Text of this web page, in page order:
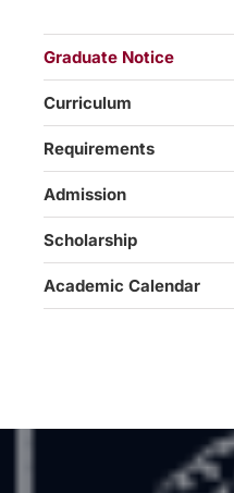
Graduate Notice
Curriculum
Requirements
Admission
Scholarship
Academic Calendar